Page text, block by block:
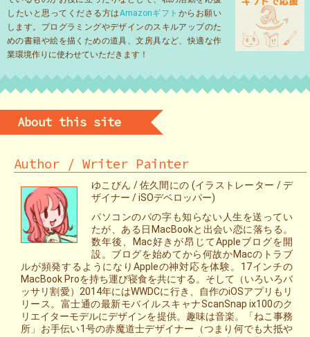
したいと思ってくださる方はAmazonギフト からお願い
します。プログラミングやデザインのスキルアップのた
めの書籍や絵を描くための道具、文房具など、快適な作
業環境作りに使わせていただきます！
About this site
Author / Writer Painter
ゆこびん / 佐久間にの (イラストレーター / デ
ザイナー / iSOデベロッパー)
パソコンのパの字も知らない人生を送ってい
たが、ある日MacBookと出会い恋に落ちる。
数年後、Mac好きが昂じてAppleブログを開
設。ブログを始めてから何故かMacのトラブ
ルが頻発するようになりAppleの神対応を体験。17インチの
MacBook Proを持ち運び寝食を共にする。そして（いろいろバ
ッサリ割愛）2014年にはWWDCに行き、自作のiOSアプリもリ
リース。富士通の最新モバイルスキャナScanSnap ix100のク
リエイターモデルにデザインを提供。趣味は音楽。「ねこ事務
所」お手伝い1号の赤魔道士デザイナー（つまり何でも大抵や